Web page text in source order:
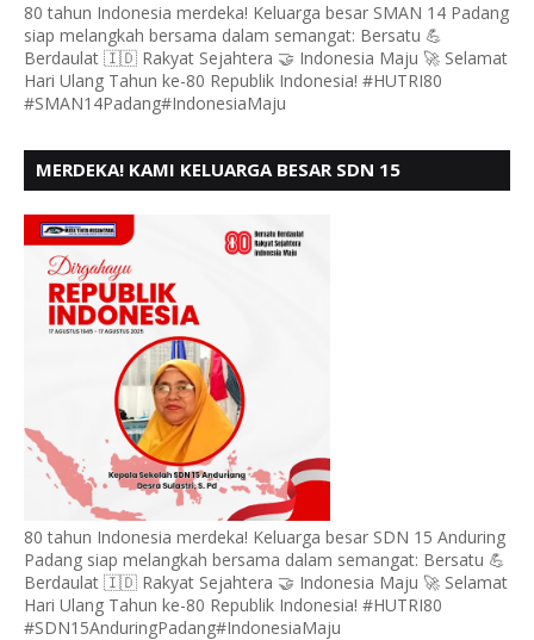
80 tahun Indonesia merdeka! Keluarga besar SMAN 14 Padang
siap melangkah bersama dalam semangat: Bersatu 💪
Berdaulat 🇮🇩 Rakyat Sejahtera 🤝 Indonesia Maju 🚀 Selamat
Hari Ulang Tahun ke-80 Republik Indonesia! #HUTRI80
#SMAN14Padang#IndonesiaMaju
MERDEKA! KAMI KELUARGA BESAR SDN 15
80 tahun Indonesia merdeka! Keluarga besar SDN 15 Anduring
Padang siap melangkah bersama dalam semangat: Bersatu 💪
Berdaulat 🇮🇩 Rakyat Sejahtera 🤝 Indonesia Maju 🚀 Selamat
Hari Ulang Tahun ke-80 Republik Indonesia! #HUTRI80
#SDN15AnduringPadang#IndonesiaMaju